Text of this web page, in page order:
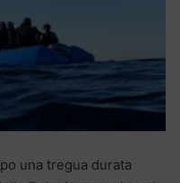
una tregua durata